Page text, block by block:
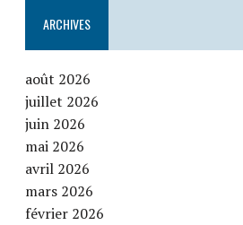
ARCHIVES
août 2026
juillet 2026
juin 2026
mai 2026
avril 2026
mars 2026
février 2026